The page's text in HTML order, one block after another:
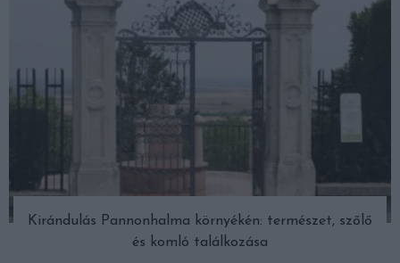
Kirándulás Pannonhalma környékén: természet, szőlő
és komló találkozása